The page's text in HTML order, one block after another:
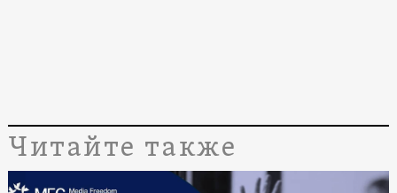
Читайте также